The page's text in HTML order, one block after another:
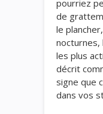
pourriez
de
le
les plus
décrit
signe que
dans vos